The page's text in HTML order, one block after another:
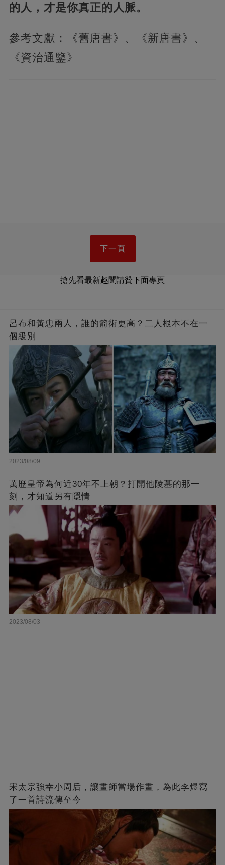
的人，才是你真正的人脈。
參考文獻：《舊唐書》、《新唐書》、
《資治通鑒》
下一頁
搶先看最新趣聞請贊下面專頁
呂布和黃忠兩人，誰的箭術更高？二人根本不在一
個級別
2023/08/09
萬歷皇帝為何近30年不上朝？打開他陵墓的那一
刻，才知道另有隱情
2023/08/03
宋太宗強幸小周后，讓畫師當場作畫，為此李煜寫
了一首詩流傳至今